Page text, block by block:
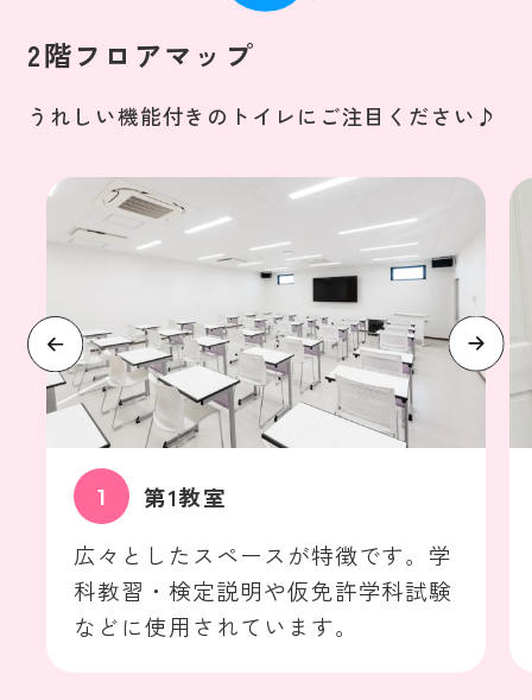
2階フロアマップ
うれしい機能付きのトイレにご注目ください♪
第1教室
広々としたスペースが特徴です。学
科教習・検定説明や仮免許学科試験
などに使用されています。